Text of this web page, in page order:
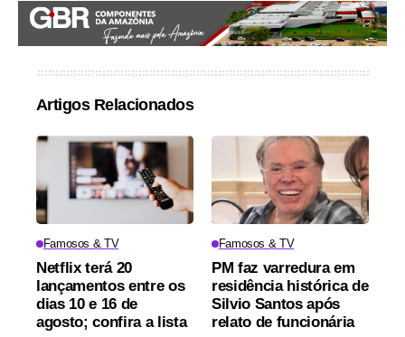
Artigos Relacionados
Famosos & TV
Netflix terá 20
lançamentos entre os
dias 10 e 16 de
agosto; confira a lista
Famosos & TV
PM faz varredura em
residência histórica de
Silvio Santos após
relato de funcionária